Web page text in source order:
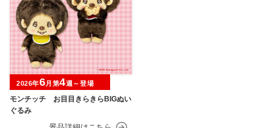
モンチッチ お目目きらきらBIGぬい
ぐるみ
2026年6月第4週～登場